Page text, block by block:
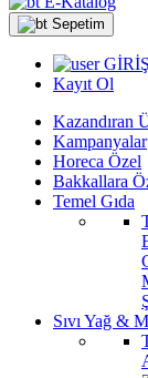
Sepetim
Kayıt Ol
Kazandıran
Kampanyalar
Horeca Özel
Bakkallara
Temel Gıda
Sıvı Yağ &